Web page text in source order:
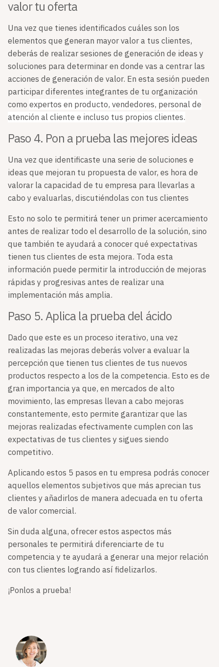
valor tu oferta
Una vez que tienes identificados cuáles son los
elementos que generan mayor valor a tus clientes,
deberás de realizar sesiones de generación de ideas y
soluciones para determinar en donde vas a centrar las
acciones de generación de valor. En esta sesión pueden
participar diferentes integrantes de tu organización
como expertos en producto, vendedores, personal de
atención al cliente e incluso tus propios clientes.
Paso 4. Pon a prueba las mejores ideas
Una vez que identificaste una serie de soluciones e
ideas que mejoran tu propuesta de valor, es hora de
valorar la capacidad de tu empresa para llevarlas a
cabo y evaluarlas, discutiéndolas con tus clientes
Esto no solo te permitirá tener un primer acercamiento
antes de realizar todo el desarrollo de la solución, sino
que también te ayudará a conocer qué expectativas
tienen tus clientes de esta mejora. Toda esta
información puede permitir la introducción de mejoras
rápidas y progresivas antes de realizar una
implementación más amplia.
Paso 5. Aplica la prueba del ácido
Dado que este es un proceso iterativo, una vez
realizadas las mejoras deberás volver a evaluar la
percepción que tienen tus clientes de tus nuevos
productos respecto a los de la competencia. Esto es de
gran importancia ya que, en mercados de alto
movimiento, las empresas llevan a cabo mejoras
constantemente, esto permite garantizar que las
mejoras realizadas efectivamente cumplen con las
expectativas de tus clientes y sigues siendo
competitivo.
Aplicando estos 5 pasos en tu empresa podrás conocer
aquellos elementos subjetivos que más aprecian tus
clientes y añadirlos de manera adecuada en tu oferta
de valor comercial.
Sin duda alguna, ofrecer estos aspectos más
personales te permitirá diferenciarte de tu
competencia y te ayudará a generar una mejor relación
con tus clientes logrando así fidelizarlos.
¡Ponlos a prueba!